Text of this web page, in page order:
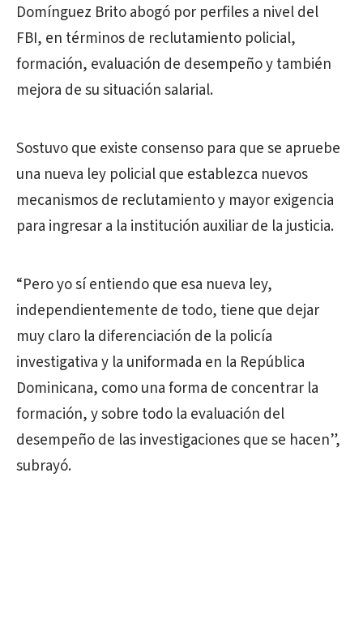
Domínguez Brito abogó por perfiles a nivel del
FBI, en términos de reclutamiento policial,
formación, evaluación de desempeño y también
mejora de su situación salarial.
Sostuvo que existe consenso para que se apruebe
una nueva ley policial que establezca nuevos
mecanismos de reclutamiento y mayor exigencia
para ingresar a la institución auxiliar de la justicia.
“Pero yo sí entiendo que esa nueva ley,
independientemente de todo, tiene que dejar
muy claro la diferenciación de la policía
investigativa y la uniformada en la República
Dominicana, como una forma de concentrar la
formación, y sobre todo la evaluación del
desempeño de las investigaciones que se hacen”,
subrayó.